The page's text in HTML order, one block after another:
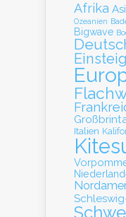
Afrika
Ozeanien
Bigwave
Italien